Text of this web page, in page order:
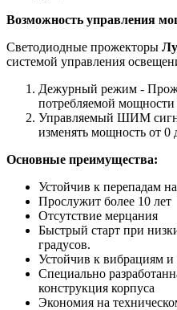
Возможность управления
Светодиодные прожекторы
системой управления
Дежурный режим -
потребляемой
Управляемый ШИМ
изменять мощность от 0
Основные преимущества:
Устойчив к перепадам
Прослужит более 10 лет
Отсутствие мерцания
Быстрый старт при
градусов.
Устойчив к вибрациям
Специально
конструкция корпуса
Экономия на